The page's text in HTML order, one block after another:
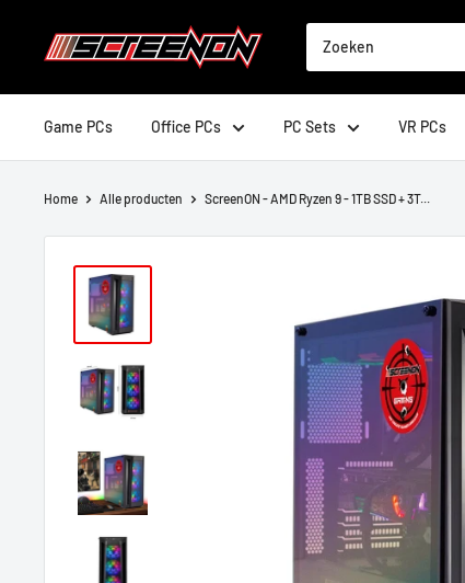
ScreenOn
Game PCs Office PCs PC Sets VR PCs
Home Alle producten ScreenON - AMD Ryzen 9 - 1TB SSD + 3T...